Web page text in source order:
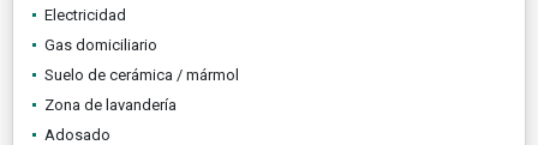
Electricidad
Gas domiciliario
Suelo de cerámica / mármol
Zona de lavandería
Adosado